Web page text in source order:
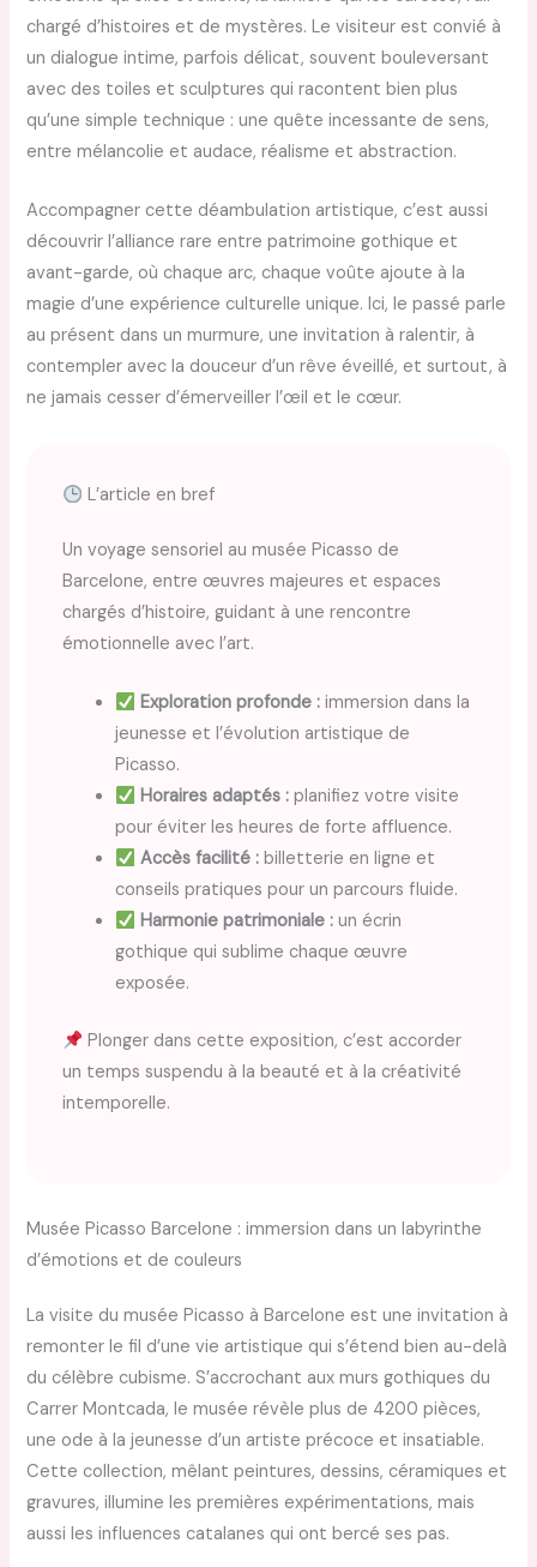
chargé d’histoires et de mystères. Le visiteur est convié à
un dialogue intime, parfois délicat, souvent bouleversant
avec des toiles et sculptures qui racontent bien plus
qu’une simple technique : une quête incessante de sens,
entre mélancolie et audace, réalisme et abstraction.
Accompagner cette déambulation artistique, c’est aussi
découvrir l’alliance rare entre patrimoine gothique et
avant-garde, où chaque arc, chaque voûte ajoute à la
magie d’une expérience culturelle unique. Ici, le passé parle
au présent dans un murmure, une invitation à ralentir, à
contempler avec la douceur d’un rêve éveillé, et surtout, à
ne jamais cesser d’émerveiller l’œil et le cœur.
L’article en bref
Un voyage sensoriel au musée Picasso de
Barcelone, entre œuvres majeures et espaces
chargés d’histoire, guidant à une rencontre
émotionnelle avec l’art.
Exploration profonde :immersion dans la
jeunesse et l’évolution artistique de
Picasso.
Horaires adaptés :planifiez votre visite
pour éviter les heures de forte affluence.
Accès facilité :billetterie en ligne et
conseils pratiques pour un parcours fluide.
Harmonie patrimoniale :un écrin
gothique qui sublime chaque œuvre
exposée.
Plonger dans cette exposition, c’est accorder
un temps suspendu à la beauté et à la créativité
intemporelle.
Musée Picasso Barcelone : immersion dans un labyrinthe
d’émotions et de couleurs
La visite du musée Picasso à Barcelone est une invitation à
remonter le fil d’une vie artistique qui s’étend bien au-delà
du célèbre cubisme. S’accrochant aux murs gothiques du
Carrer Montcada, le musée révèle plus de 4200 pièces,
une ode à la jeunesse d’un artiste précoce et insatiable.
Cette collection, mêlant peintures, dessins, céramiques et
gravures, illumine les premières expérimentations, mais
aussi les influences catalanes qui ont bercé ses pas.